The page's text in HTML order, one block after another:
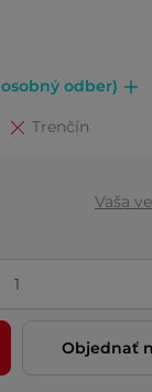
odber)
Trenčín
Vaša
Objednať